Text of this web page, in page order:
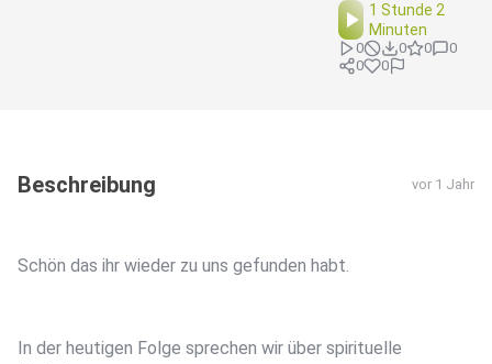
1 Stunde 2
Minuten
0 0 0
0
0
0
Beschreibung vor 1 Jahr
Schön das ihr wieder zu uns gefunden habt.
In der heutigen Folge sprechen wir über spirituelle